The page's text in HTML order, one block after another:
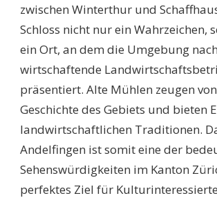
zwischen Winterthur und
Schloss nicht nur ein Wahrzeichen,
ein Ort, an dem die Umgebung
wirtschaftende
präsentiert. Alte Mühlen zeugen
Geschichte des Gebiets und bieten
landwirtschaftlichen Traditionen.
Andelfingen ist somit eine der
Sehenswürdigkeiten im Kanton
perfektes Ziel für